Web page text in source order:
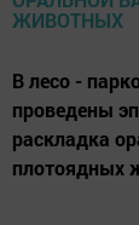
В лесо -
проведены
раскладка
плотоядных